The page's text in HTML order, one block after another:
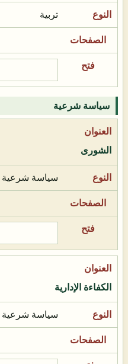
تربية
سياسة شرعية
الشورى
سياسة شرعية
الكفاءة الإدارية
سياسة شرعية